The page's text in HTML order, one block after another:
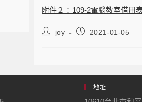
附件２：109-2電腦教室借用
joy 2021-01-05
地址